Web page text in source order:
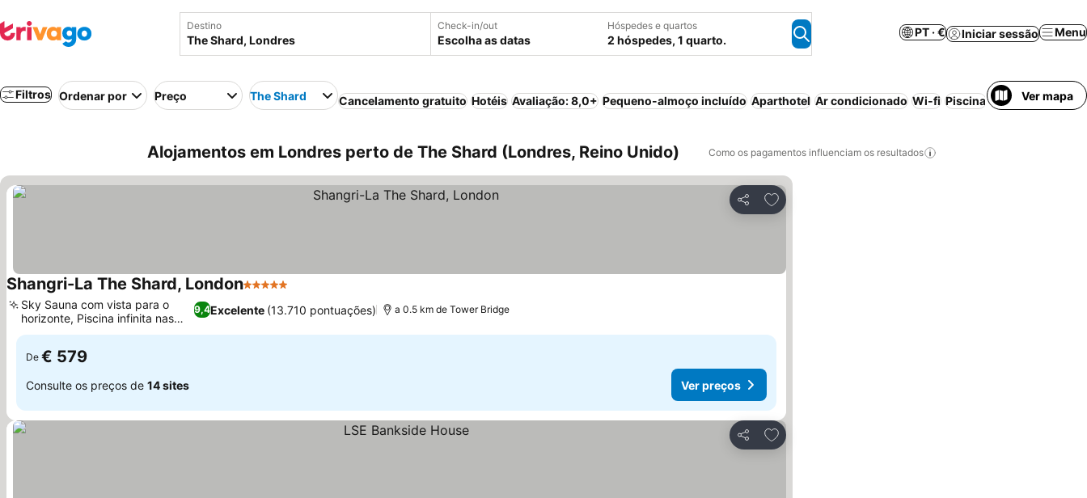
Destino Check-in/out
Escolha as datas
Hóspedes e quartos
2 hóspedes, 1 quarto.
PT · € Iniciar sessão Menu
Filtros Ordenar por Preço The Shard Cancelamento gratuito Hotéis Avaliação: 8,0+ Pequeno-almoço incluído Aparthotel Ar condicionado Wi-fi Piscina Estacionamento
Ver mapa
Alojamentos em Londres perto de The Shard (Londres, Reino Unido) Como os pagamentos influenciam os resultados
Partilhar
Adicionar aos favoritos
Shangri-La The Shard, London5 Estrelas
9,4Excelente (13.710 pontuações)
Sky Sauna com vista para o
horizonte, Piscina infinita nas
alturas
a 0.5 km de Tower Bridge
De € 579
Consulte os preços de 14 sites Ver preços
Partilhar
Adicionar aos favoritos